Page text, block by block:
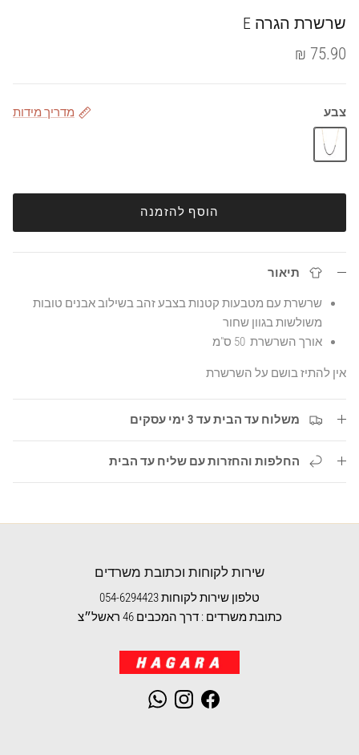
שרשרת הגרה E
75.90 ₪
צבע מדריך מידות
הוסף להזמנה
תיאור
שרשרת עם מטבעות קטנות בצבע זהב בשילוב אבנים טובות
משולשות בגוון שחור
אורך השרשרת 50 ס"מ
אין להתיז בושם על השרשרת
משלוח עד הבית עד 3 ימי עסקים
החלפות והחזרות עם שליח עד הבית
שירות לקוחות וכתובת משרדים
טלפון שירות לקוחות 054-6294423
כתובת משרדים : דרך המכבים 46 ראשל״צ
Facebook
Instagram
WhatsApp